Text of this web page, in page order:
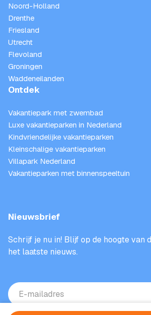
Noord-Holland
Drenthe
Friesland
Utrecht
Flevoland
Groningen
Waddeneilanden
Ontdek
Vakantiepark met zwembad
Luxe vakantieparken in Nederland
Kindvriendelijke vakantieparken
Kleinschalige vakantieparken
Villapark Nederland
Vakantieparken met binnenspeeltuin
Nieuwsbrief
Schrijf je nu in! Blijf op de hoogte van
het laatste nieuws.
E-
mailadres
(Vereist)